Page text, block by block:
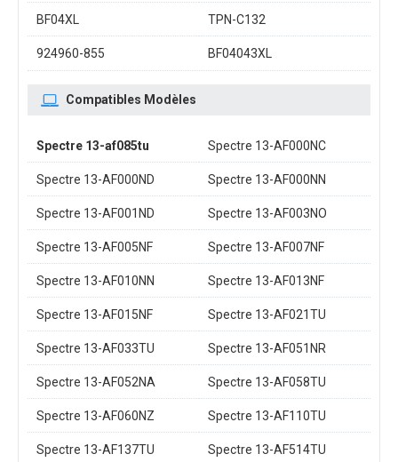
BF04XL TPN-C132
924960-855 BF04043XL
Compatibles Modèles
Spectre 13-af085tu Spectre 13-AF000NC
Spectre 13-AF000ND Spectre 13-AF000NN
Spectre 13-AF001ND Spectre 13-AF003NO
Spectre 13-AF005NF Spectre 13-AF007NF
Spectre 13-AF010NN Spectre 13-AF013NF
Spectre 13-AF015NF Spectre 13-AF021TU
Spectre 13-AF033TU Spectre 13-AF051NR
Spectre 13-AF052NA Spectre 13-AF058TU
Spectre 13-AF060NZ Spectre 13-AF110TU
Spectre 13-AF137TU Spectre 13-AF514TU